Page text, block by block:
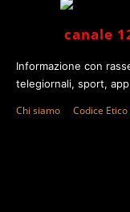
canale
Informazione con
telegiornali, sport,
Chi siamo Codice